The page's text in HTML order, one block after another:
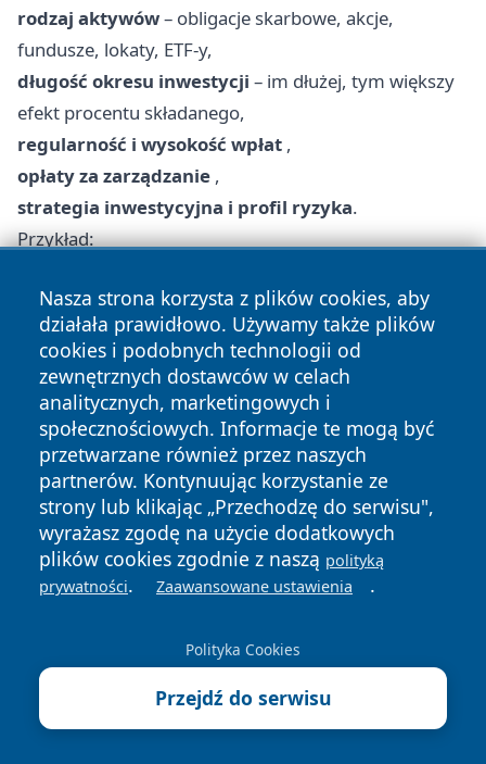
rodzaj aktywów– obligacje skarbowe, akcje,
fundusze, lokaty, ETF-y,
długość okresu inwestycji – im dłużej, tym większy
efekt procentu składanego,
regularność i wysokość wpłat ,
opłaty za zarządzanie ,
strategia inwestycyjna i profil ryzyka.
Przykład:
15 lat i założeniu średniorocznej stopy zwrotu5%,
wartość konta może wyglądać następująco:
Suma wpłat : 300 000 zł
Zysk kapitałowy : ~165 000 zł
Wartość końcowa konta: ~465 000 zł
Podatek Belki: 0 zł(jeśli wypłata zgodna z ustawą)
Efektywny zysk netto: ~165 000 zł
Dla porównania – gdyby taka sama inwestycja była
realizowana poza IKE, podatek Belki zredukowałby
zysk o około31 350 zł(czyli 19% z 165 000 zł). To
przewagę konta IKE.
Ile kosztuje prowadzenie konta IKE i jakie są ukryte
opłaty
Nasza strona korzysta z plików cookies, aby
działała prawidłowo. Używamy także plików
cookies i podobnych technologii od
zewnętrznych dostawców w celach
analitycznych, marketingowych i
społecznościowych. Informacje te mogą być
przetwarzane również przez naszych
partnerów. Kontynuując korzystanie ze
strony lub klikając „Przechodzę do serwisu",
wyrażasz zgodę na użycie dodatkowych
plików cookies zgodnie z naszą polityką
prywatności. Zaawansowane ustawienia .
Polityka Cookies
Przejdź do serwisu